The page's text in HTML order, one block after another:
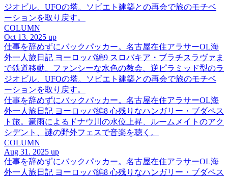
ジオビル、UFOの塔。ソビエト建築との再会で旅のモチベ
ーションを取り戻す。
COLUMN
Oct 13. 2025 up
仕事を辞めずにバックパッカー。名古屋在住アラサーOL海
外一人旅日記 ヨーロッパ編9 スロバキア・ブラチスラヴァま
で鉄道移動。ファンシーな水色の教会、逆ピラミッド型のラ
ジオビル、UFOの塔。ソビエト建築との再会で旅のモチベ
ーションを取り戻す。
仕事を辞めずにバックパッカー。名古屋在住アラサーOL海
外一人旅日記 ヨーロッパ編8 心残りなハンガリー・ブダペス
ト旅。豪雨によるドナウ川の水位上昇、ルームメイトのアク
シデント、謎の野外フェスで音楽を聴く。
COLUMN
Aug 31. 2025 up
仕事を辞めずにバックパッカー。名古屋在住アラサーOL海
外一人旅日記 ヨーロッパ編8 心残りなハンガリー・ブダペス